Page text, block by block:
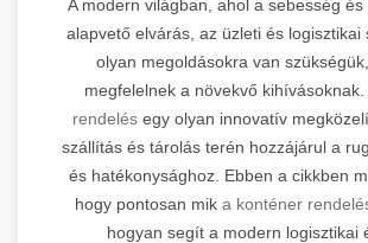
A modern világban, ahol a sebesség és
alapvető elvárás, az üzleti és logisztikai
olyan megoldásokra van
megfelelnek a növekvő kihívásoknak.
rendelésegy olyan innovatív
szállítás és tárolás terén hozzájárul a
és hatékonysághoz. Ebben a cikkben
hogy pontosan mik a konténer
hogyan segít a modern logisztikai